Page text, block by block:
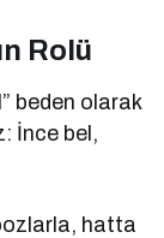
Rolü
beden olarak
İnce bel,
hatta